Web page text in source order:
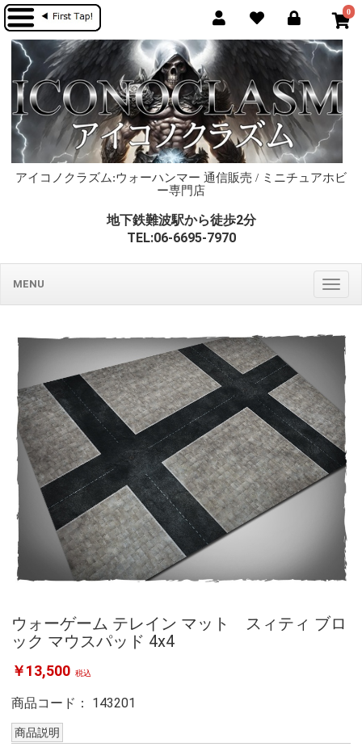
0
アイコノクラズム:ウォーハンマー 通信販売 / ミニチュアホビ
ー専門店
地下鉄難波駅から徒歩2分
TEL:06-6695-7970
MENU
ウォーゲーム テレイン マット スィティ ブロ
ック マウスパッド 4x4
￥13,500 税込
商品コード： 143201
商品説明